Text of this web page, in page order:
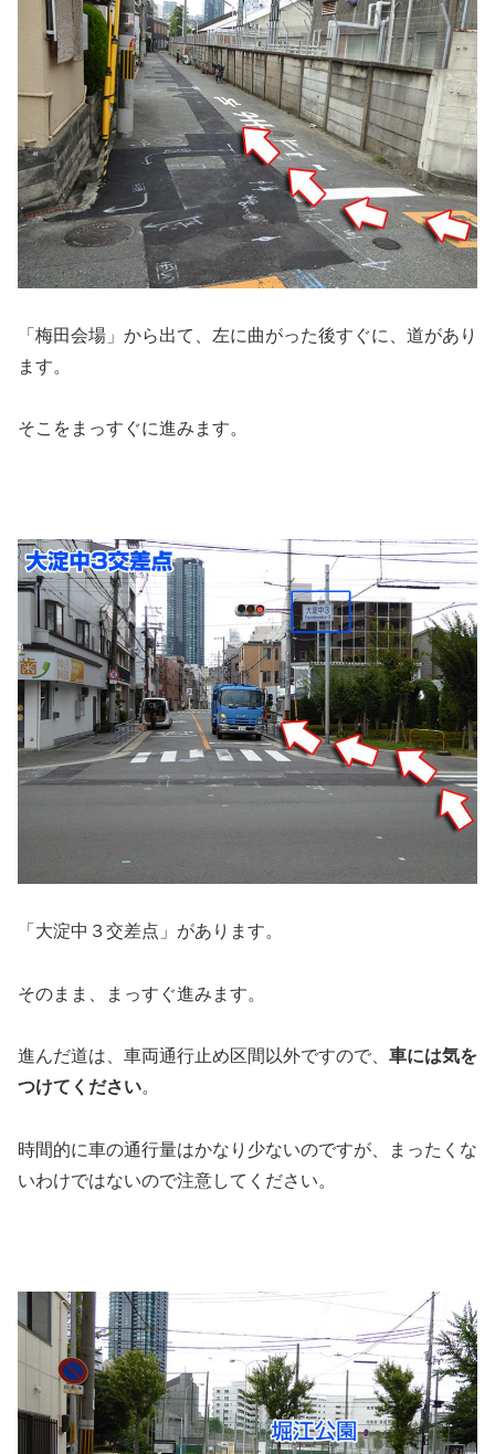
「梅田会場」から出て、左に曲がった後すぐに、道があり
ます。
そこをまっすぐに進みます。
「大淀中３交差点」があります。
そのまま、まっすぐ進みます。
進んだ道は、車両通行止め区間以外ですので、 車には気を
つけてください。
時間的に車の通行量はかなり少ないのですが、まったくな
いわけではないので注意してください。